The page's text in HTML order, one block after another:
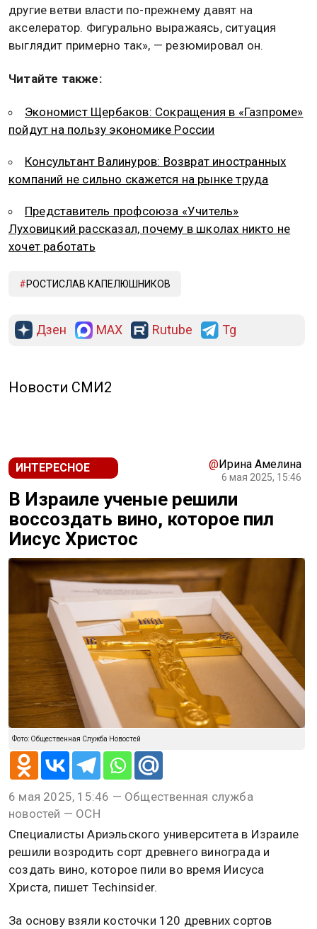
другие ветви власти по-прежнему давят на
акселератор. Фигурально выражаясь, ситуация
выглядит примерно так», — резюмировал он.
Читайте также:
Экономист Щербаков: Сокращения в «Газпроме»
пойдут на пользу экономике России
Консультант Валинуров: Возврат иностранных
компаний не сильно скажется на рынке труда
Представитель профсоюза «Учитель»
Луховицкий рассказал, почему в школах никто не
хочет работать
РОСТИСЛАВ КАПЕЛЮШНИКОВ
Дзен MAX Rutube Tg
Новости СМИ2
ИНТЕРЕСНОЕ @Ирина Амелина
6 мая 2025, 15:46
В Израиле ученые решили
воссоздать вино, которое пил
Иисус Христос
Фото: Общественная Служба Новостей
6 мая 2025, 15:46 — Общественная служба
новостей — ОСН
Специалисты Ариэльского университета в Израиле
решили возродить сорт древнего винограда и
создать вино, которое пили во время Иисуса
Христа, пишет Techinsider.
За основу взяли косточки 120 древних сортов